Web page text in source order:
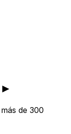
de 300